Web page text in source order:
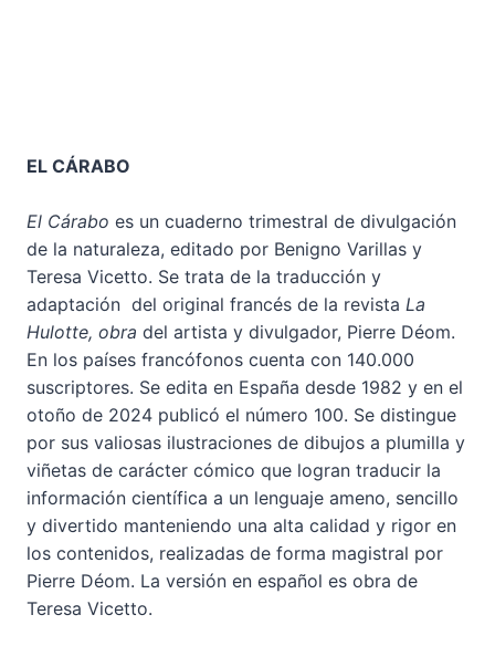
EL CÁRABO
El Cárabo es un cuaderno trimestral de divulgación
de la naturaleza, editado por Benigno Varillas y
Teresa Vicetto. Se trata de la traducción y
adaptación del original francés de la revista La
Hulotte, obra del artista y divulgador, Pierre Déom.
En los países francófonos cuenta con 140.000
suscriptores. Se edita en España desde 1982 y en el
otoño de 2024 publicó el número 100. Se distingue
por sus valiosas ilustraciones de dibujos a plumilla y
viñetas de carácter cómico que logran traducir la
información científica a un lenguaje ameno, sencillo
y divertido manteniendo una alta calidad y rigor en
los contenidos, realizadas de forma magistral por
Pierre Déom. La versión en español es obra de
Teresa Vicetto.